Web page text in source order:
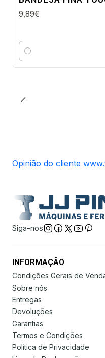
9,89€
Quantidade
Opinião do cliente
Siga-nos
INFORMAÇÃO
Condições Gerais de
Sobre nós
Entregas
Devoluções
Garantias
Termos e Condições
Política de Privacidade